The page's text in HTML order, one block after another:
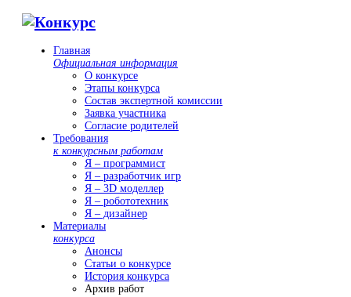
Главная
Официальная информация
О конкурсе
Этапы конкурса
Состав экспертной комиссии
Заявка участника
Согласие родителей
Требования
к конкурсным работам
Я – программист
Я – разработчик игр
Я – 3D моделлер
Я – робототехник
Я – дизайнер
Материалы
конкурса
Анонсы
Статьи о конкурсе
История конкурса
Архив работ